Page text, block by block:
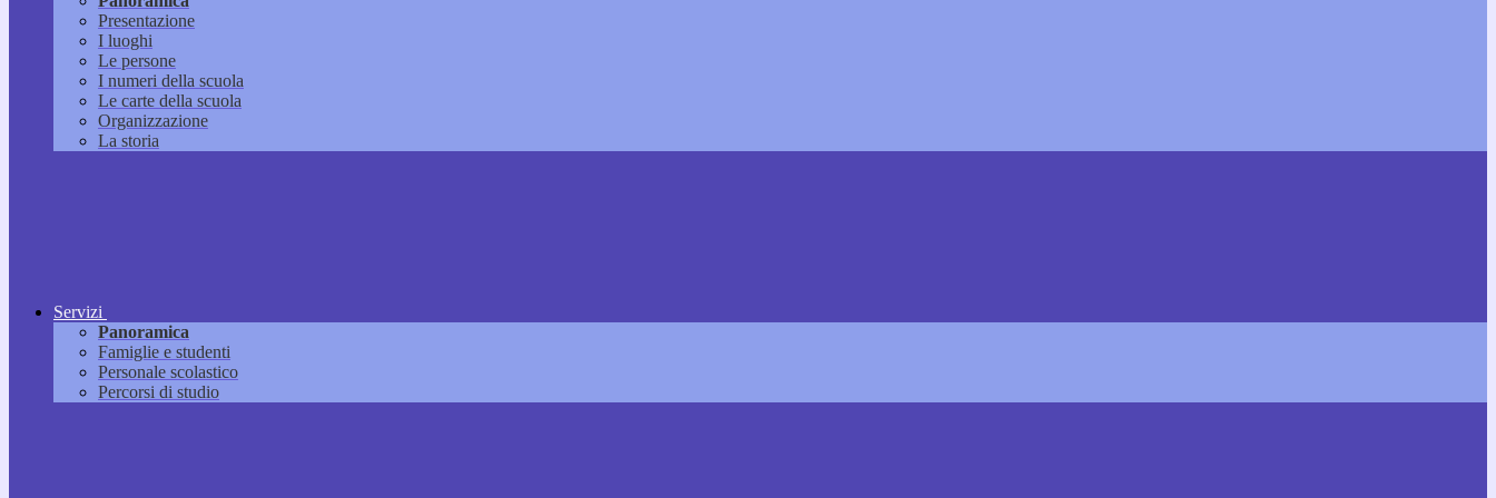
Presentazione
I luoghi
Le persone
I numeri della scuola
Le carte della scuola
Organizzazione
La storia
Servizi
Panoramica
Famiglie e studenti
Personale scolastico
Percorsi di studio